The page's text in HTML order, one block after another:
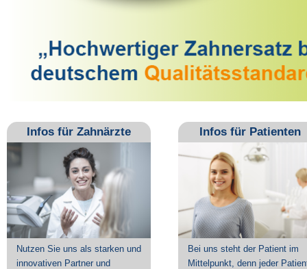
Infos für Zahnärzte
Nutzen Sie uns als starken und
innovativen Partner und
Infos für Patienten
Bei uns steht der Patient im
Mittelpunkt, denn jeder